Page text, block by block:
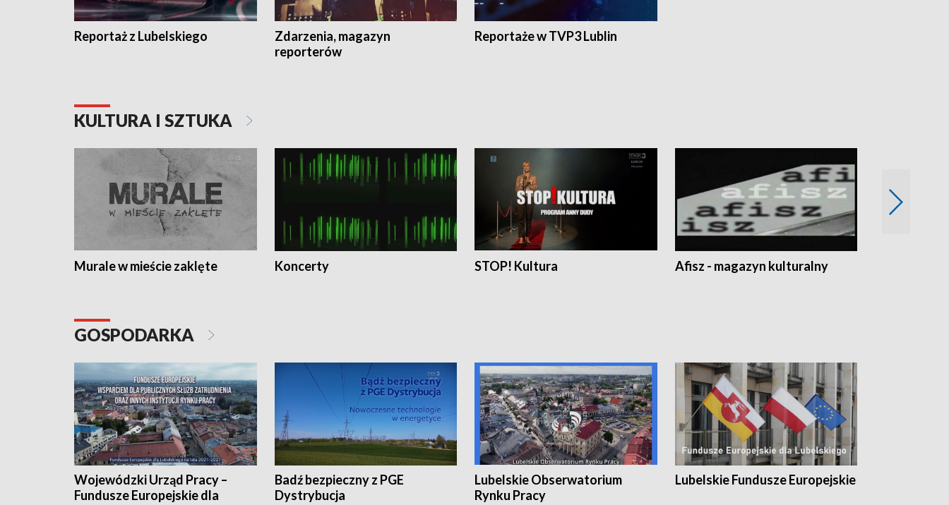
Reportaż z Lubelskiego
Zdarzenia, magazyn
reporterów
Reportaże w TVP3 Lublin
KULTURA I SZTUKA
Murale w mieście zaklęte Koncerty STOP! Kultura Afisz - magazyn kulturalny
GOSPODARKA
Wojewódzki Urząd Pracy –
Fundusze Europejskie dla
Badź bezpieczny z PGE
Dystrybucja
Lubelskie Obserwatorium
Rynku Pracy
Lubelskie Fundusze Europejskie